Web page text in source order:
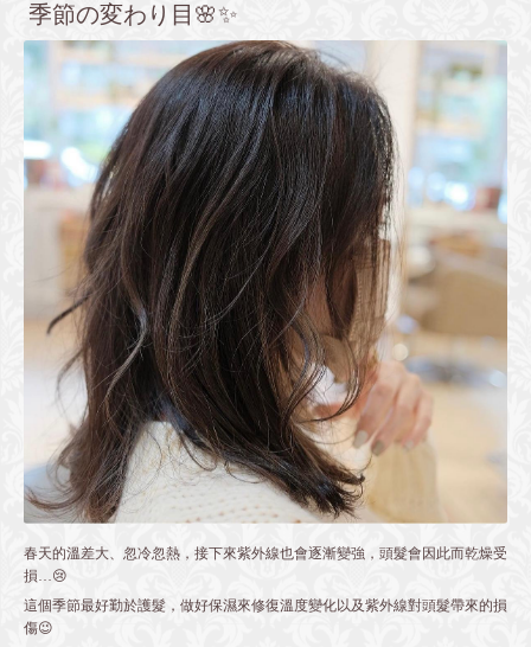
季節の変わり目🌸✨
春天的溫差大、忽冷忽熱，接下來紫外線也會逐漸變強，頭髮會因此而乾燥受
損…😢
這個季節最好勤於護髮，做好保濕來修復溫度變化以及紫外線對頭髮帶來的損
傷😉